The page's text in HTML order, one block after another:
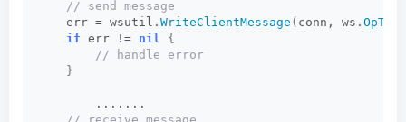
// send message
    err = wsutil.
WriteClientMessage ( conn, ws. OpText
if err != nil
{
// handle error
}
        .......